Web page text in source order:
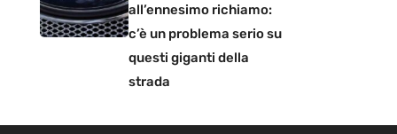
all’ennesimo richiamo:
c’è un problema serio su
questi giganti della
strada